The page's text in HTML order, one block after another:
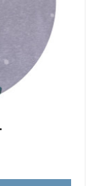
КОРГИ -